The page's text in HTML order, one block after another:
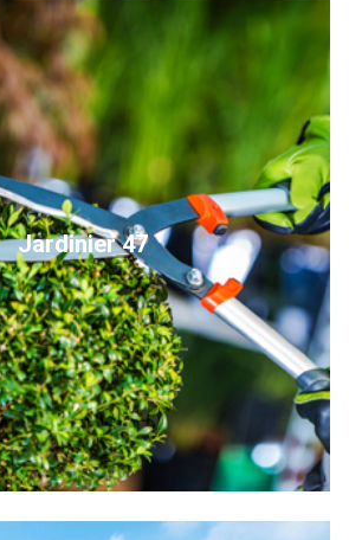
Jardinier 47